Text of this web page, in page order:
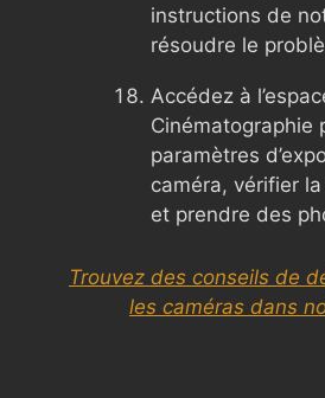
instructions de
résoudre le
Accédez à
Cinématographie
paramètres
caméra, vérifier
et prendre des
Trouvez des conseils de
les caméras dans